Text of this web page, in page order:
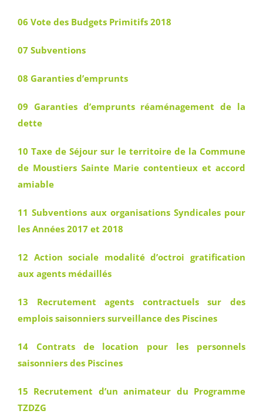
06 Vote des Budgets Primitifs 2018
07 Subventions
08 Garanties d’emprunts
09 Garanties d’emprunts réaménagement de la
dette
10 Taxe de Séjour sur le territoire de la Commune
de Moustiers Sainte Marie contentieux et accord
amiable
11 Subventions aux organisations Syndicales pour
les Années 2017 et 2018
12 Action sociale modalité d’octroi gratification
aux agents médaillés
13 Recrutement agents contractuels sur des
emplois saisonniers surveillance des Piscines
14 Contrats de location pour les personnels
saisonniers des Piscines
15 Recrutement d’un animateur du Programme
TZDZG